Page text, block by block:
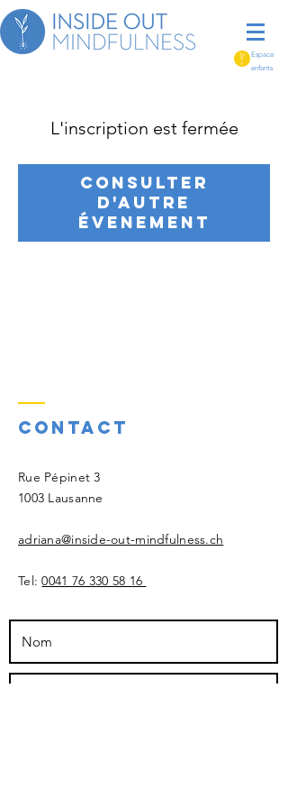
Espace
enfants
L'inscription est fermée
Consulter
d'autre
évenement
Contact
​Rue Pépinet 3
1003 Lausanne
adriana@inside-out-mindfulness.ch
Tel:0041 76 330 58 16